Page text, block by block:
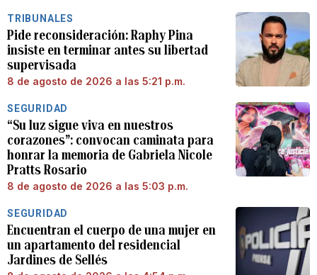
TRIBUNALES
Pide reconsideración: Raphy Pina
insiste en terminar antes su libertad
supervisada
8 de agosto de 2026 a las 5:21 p.m.
SEGURIDAD
“Su luz sigue viva en nuestros
corazones”: convocan caminata para
honrar la memoria de Gabriela Nicole
Pratts Rosario
8 de agosto de 2026 a las 5:03 p.m.
SEGURIDAD
Encuentran el cuerpo de una mujer en
un apartamento del residencial
Jardines de Sellés